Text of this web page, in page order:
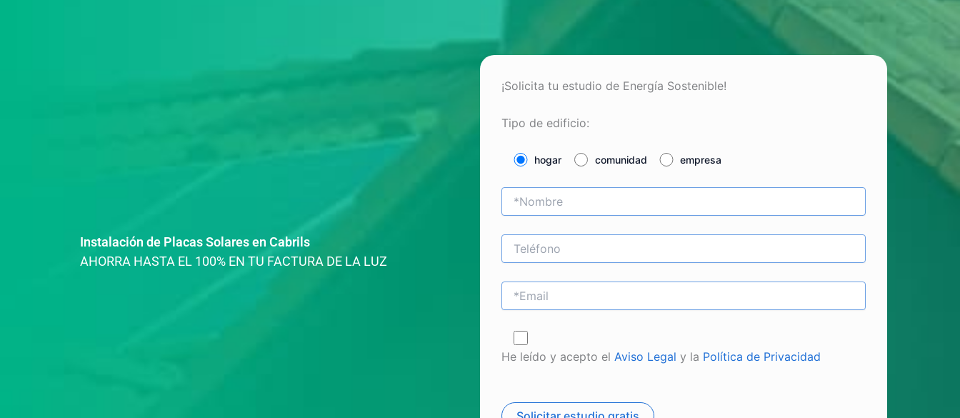
Instalación de Placas Solares en Cabrils
AHORRA HASTA EL 100% EN TU FACTURA DE LA LUZ
¡Solicita tu estudio de Energía Sostenible!
Tipo de edificio:
hogar comunidad empresa
He leído y acepto el Aviso Legal y la Política de Privacidad